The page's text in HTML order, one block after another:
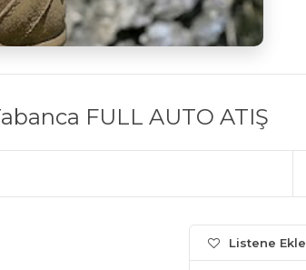
FULL AUTO ATIŞ
Listene Ekle